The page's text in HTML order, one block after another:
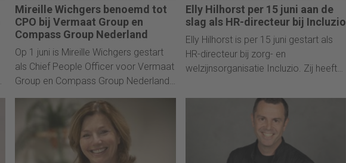
Mireille Wichgers benoemd tot
CPO bij Vermaat Group en
Compass Group Nederland
Op 1 juni is Mireille Wichgers gestart
als Chief People Officer voor Vermaat
Group en Compass Group Nederland.
Voor haar een nieuwe rol in het bedrijf
waar ze ruim drie jaar werkt en dat
vorig jaar werd overgenomen.
Elly Hilhorst per 15 juni aan de
slag als HR-directeur bij Incluzio
Elly Hilhorst is per 15 juni gestart als
HR-directeur bij zorg- en
welzijnsorganisatie Incluzio. Zij heeft